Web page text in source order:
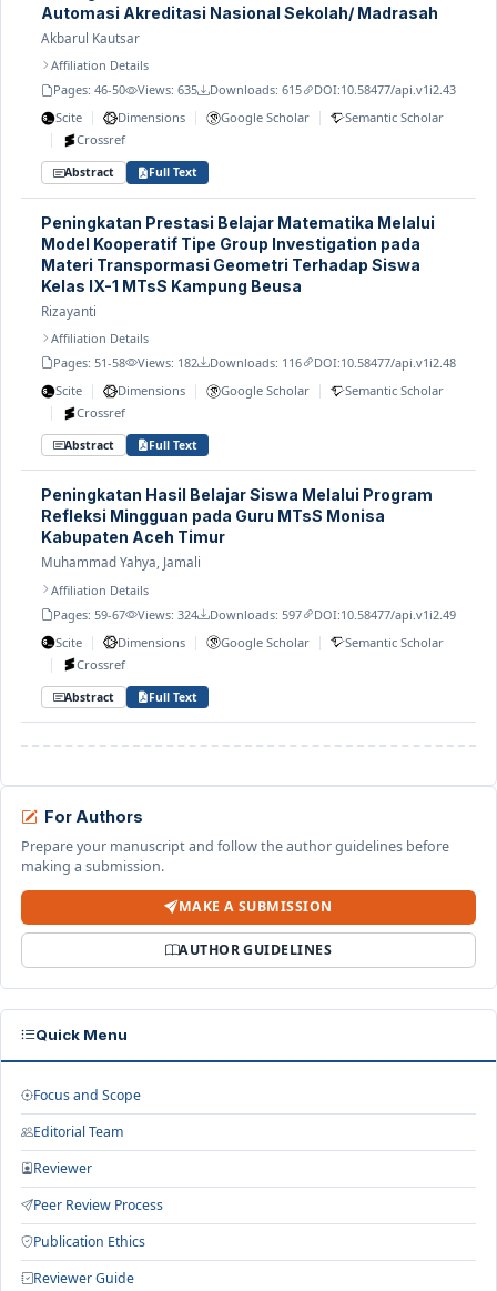
Automasi Akreditasi Nasional Sekolah/ Madrasah
Akbarul Kautsar
Affiliation Details
Pages: 46-50
Views: 635 Downloads: 615 DOI:10.58477/api.v1i2.43
Scite | Dimensions | Google Scholar | Semantic Scholar
| Crossref
Abstract Full Text
Peningkatan Prestasi Belajar Matematika Melalui
Model Kooperatif Tipe Group Investigation pada
Materi Transpormasi Geometri Terhadap Siswa
Kelas IX-1 MTsS Kampung Beusa
Rizayanti
Affiliation Details
Pages: 51-58
Views: 182 Downloads: 116 DOI:10.58477/api.v1i2.48
Scite | Dimensions | Google Scholar | Semantic Scholar
| Crossref
Abstract Full Text
Peningkatan Hasil Belajar Siswa Melalui Program
Refleksi Mingguan pada Guru MTsS Monisa
Kabupaten Aceh Timur
Muhammad Yahya, Jamali
Affiliation Details
Pages: 59-67
Views: 324 Downloads: 597 DOI:10.58477/api.v1i2.49
Scite | Dimensions | Google Scholar | Semantic Scholar
| Crossref
Abstract Full Text
For Authors
Prepare your manuscript and follow the author guidelines before
making a submission.
MAKE A SUBMISSION
AUTHOR GUIDELINES
Quick Menu
Focus and Scope
Editorial Team
Reviewer
Peer Review Process
Publication Ethics
Reviewer Guide